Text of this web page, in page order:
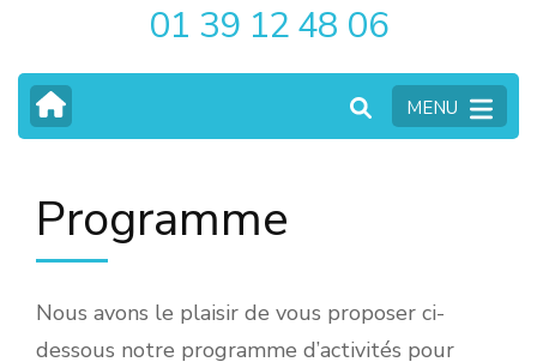
01 39 12 48 06
MENU
Programme
Nous avons le plaisir de vous proposer ci-
dessous notre programme d’activités pour